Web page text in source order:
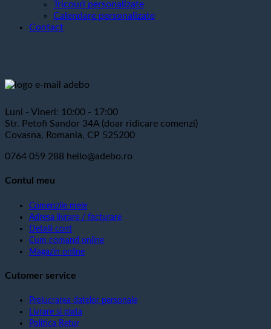
Tricouri personalizate
Calendare personalizate
Contact
Luni - Vineri: 10:00 - 17:00
Str. Petofi Sandor 34A (doar ridicare comenzi)
Covasna, Romania, CP 525200
0764 059 288 hello@adebo.ro
Contul meu
Comenzile mele
Adresa livrare / facturare
Detalii cont
Cum comand online
Magazin online
Cutomer service
Prelucrarea datelor personale
Livrare si plata
Politica Retur